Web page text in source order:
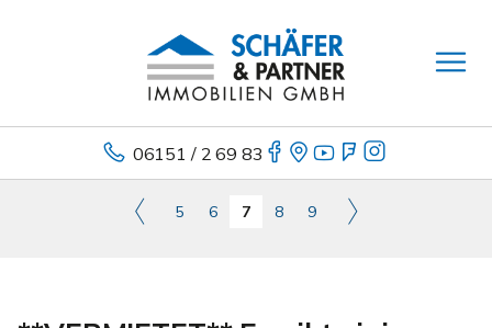
06151 / 2 69 83
5 6 7 8 9